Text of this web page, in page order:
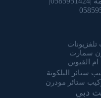
تلفزيونات
سمارت
القيوين
ستائر البلكونة
ستائر مودرن
دبي